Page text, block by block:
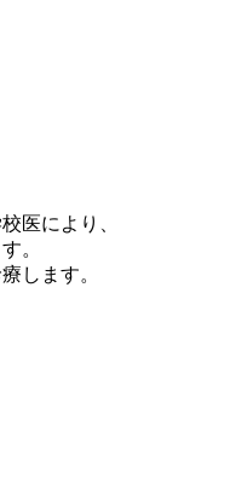
医により、
。
します。